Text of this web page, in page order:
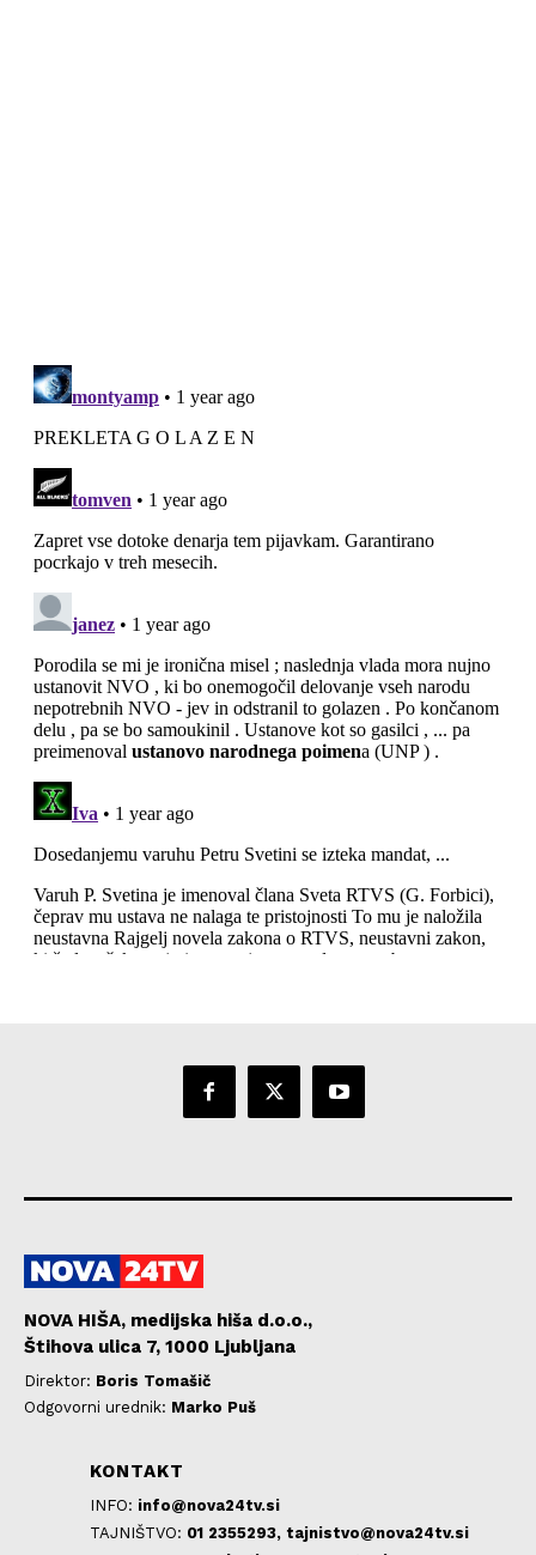
NOVA HIŠA, medijska hiša d.o.o.,
Štihova ulica 7, 1000 Ljubljana
Direktor: Boris Tomašič
Odgovorni urednik: Marko Puš
KONTAKT
INFO: info@nova24tv.si
TAJNIŠTVO: 01 2355293, tajnistvo@nova24tv.si